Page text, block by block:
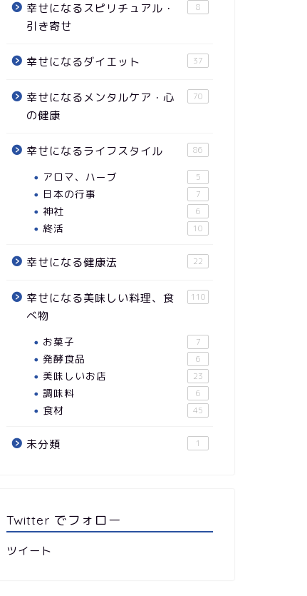
幸せになるスピリチュアル・
引き寄せ
8
幸せになるダイエット 37
幸せになるメンタルケア・心
の健康
70
幸せになるライフスタイル 86
アロマ、ハーブ 5
日本の行事 7
神社 6
終活 10
幸せになる健康法 22
幸せになる美味しい料理、食
べ物
110
お菓子 7
発酵食品 6
美味しいお店 23
調味料 6
食材 45
未分類 1
Twitter でフォロー
ツイート